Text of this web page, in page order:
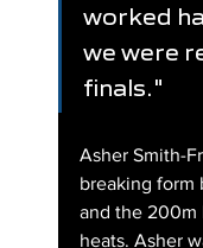
worked
we were
finals."
Asher Smith-
breaking form
and the 200m
heats. Asher